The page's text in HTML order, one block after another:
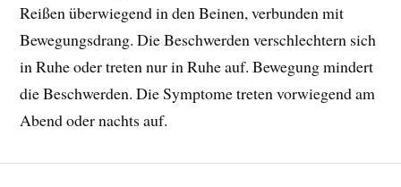
Reißen überwiegend in den Beinen, verbunden mit
Bewegungsdrang. Die Beschwerden verschlechtern sich
in Ruhe oder treten nur in Ruhe auf. Bewegung mindert
die Beschwerden. Die Symptome treten vorwiegend am
Abend oder nachts auf.